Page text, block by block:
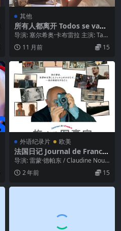
其他
所有人都离开 Todos se van
(2015)
导演: 塞尔希奥·卡布雷拉 主演: Tahi
mi Alvariño / Féli...
11 月前 15
外语纪录片 欧美
法国日记 Journal de France
(2012)
导演: 雷蒙·德帕东 / Claudine Noug
aret 主演: 雷蒙·德帕...
2 年前 15